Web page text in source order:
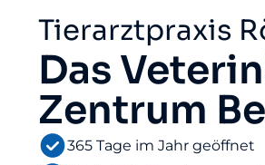
Tierarztpraxis
Das
Zentrum
365 Tage im Jahr geöffnet